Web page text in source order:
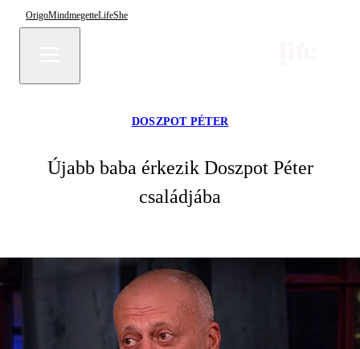
OrigoMindmegetteLifeShe
DOSZPOT PÉTER
Újabb baba érkezik Doszpot Péter
családjába